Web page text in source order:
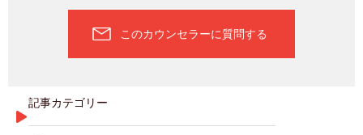
このカウンセラーに質問する
記事カテゴリー